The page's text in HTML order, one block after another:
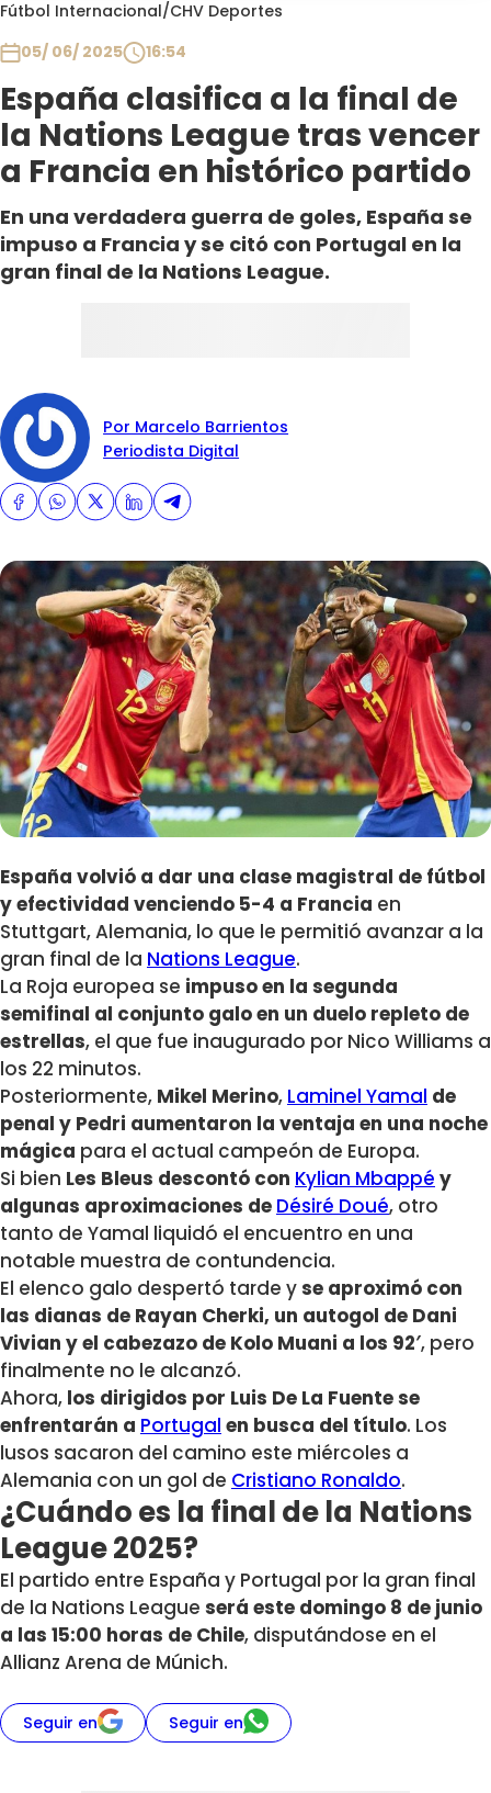
Fútbol Internacional/CHV Deportes
05/ 06/ 2025
16:54
España clasifica a la final de
la Nations League tras vencer
a Francia en histórico partido
En una verdadera guerra de goles, España se
impuso a Francia y se citó con Portugal en la
gran final de la Nations League.
Por Marcelo Barrientos
Periodista Digital
España volvió a dar una clase magistral de fútbol
y efectividad venciendo 5-4 a Francia en
Stuttgart, Alemania, lo que le permitió avanzar a la
gran final de la Nations League.
La Roja europea se impuso en la segunda
semifinal al conjunto galo en un duelo repleto de
estrellas, el que fue inaugurado por Nico Williams a
los 22 minutos.
Posteriormente, Mikel Merino, Laminel Yamal de
penal y Pedri aumentaron la ventaja en una noche
mágica para el actual campeón de Europa.
Si bien Les Bleus descontó con Kylian Mbappé y
algunas aproximaciones de Désiré Doué, otro
tanto de Yamal liquidó el encuentro en una
notable muestra de contundencia.
El elenco galo despertó tarde yse aproximó con
las dianas de Rayan Cherki, un autogol de Dani
Vivian y el cabezazo de Kolo Muani a los 92′, pero
finalmente no le alcanzó.
Ahora, los dirigidos por Luis De La Fuente se
enfrentarán a Portugal en busca del título. Los
lusos sacaron del camino este miércoles a
Alemania con un gol de Cristiano Ronaldo.
¿Cuándo es la final de la Nations
League 2025?
El partido entre España y Portugal por la gran final
de la Nations League será este domingo 8 de junio
a las 15:00 horas de Chile, disputándose en el
Allianz Arena de Múnich.
Seguir en Seguir en
Programas
Club De La Comedia
Contigo en Directo
Plan Perfecto
El Tiempo
Sabingo
Todos Los Programas